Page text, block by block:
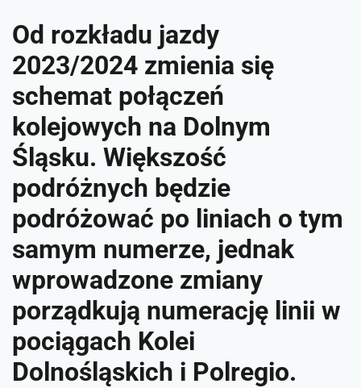
Od rozkładu jazdy
2023/2024 zmienia się
schemat połączeń
kolejowych na Dolnym
Śląsku. Większość
podróżnych będzie
podróżować po liniach o tym
samym numerze, jednak
wprowadzone zmiany
porządkują numerację linii w
pociągach Kolei
Dolnośląskich i Polregio.